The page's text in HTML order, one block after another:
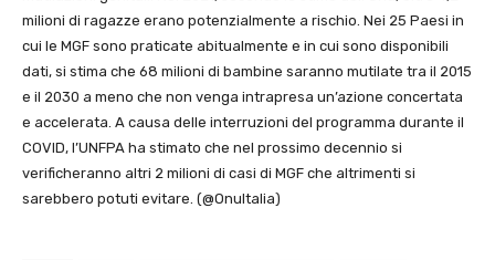
milioni di ragazze erano potenzialmente a rischio. Nei 25 Paesi in
cui le MGF sono praticate abitualmente e in cui sono disponibili
dati, si stima che 68 milioni di bambine saranno mutilate tra il 2015
e il 2030 a meno che non venga intrapresa un’azione concertata
e accelerata. A causa delle interruzioni del programma durante il
COVID, l’UNFPA ha stimato che nel prossimo decennio si
verificheranno altri 2 milioni di casi di MGF che altrimenti si
sarebbero potuti evitare. (@OnuItalia)